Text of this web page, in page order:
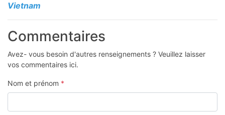
Vietnam
Commentaires
Avez- vous besoin d'autres renseignements ? Veuillez laisser
vos commentaires ici.
Nom et prénom *